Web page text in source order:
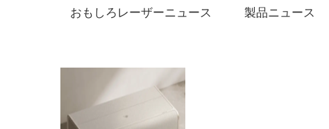
おもしろレーザーニュース 製品ニュース